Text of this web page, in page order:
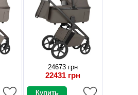
24673 грн
22431 грн